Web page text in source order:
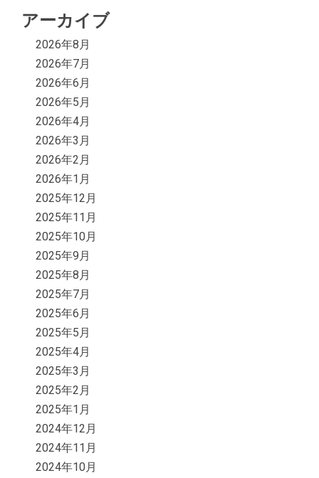
アーカイブ
2026年8月
2026年7月
2026年6月
2026年5月
2026年4月
2026年3月
2026年2月
2026年1月
2025年12月
2025年11月
2025年10月
2025年9月
2025年8月
2025年7月
2025年6月
2025年5月
2025年4月
2025年3月
2025年2月
2025年1月
2024年12月
2024年11月
2024年10月